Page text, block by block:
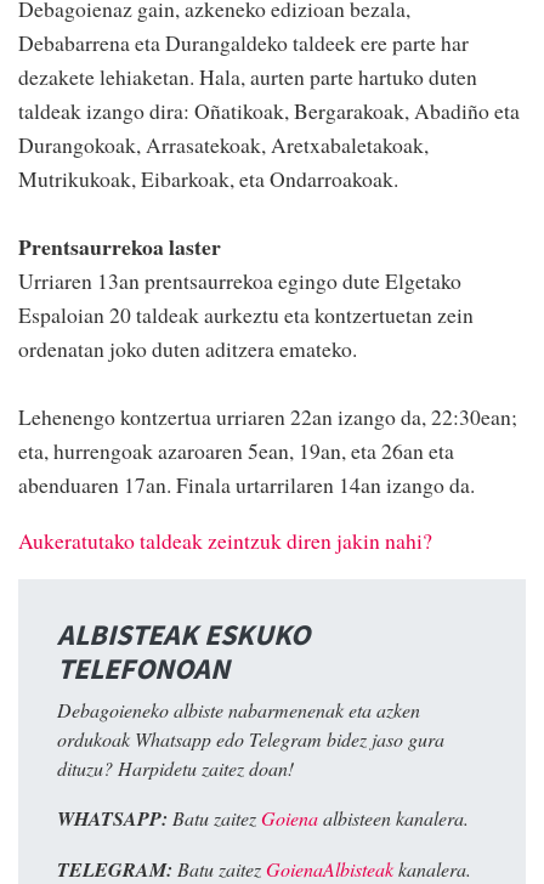
Debagoienaz gain, azkeneko edizioan bezala,
Debabarrena eta Durangaldeko taldeek ere parte har
dezakete lehiaketan. Hala, aurten parte hartuko duten
taldeak izango dira: Oñatikoak, Bergarakoak, Abadiño eta
Durangokoak, Arrasatekoak, Aretxabaletakoak,
Mutrikukoak, Eibarkoak, eta Ondarroakoak.
Prentsaurrekoa laster
Urriaren 13an prentsaurrekoa egingo dute Elgetako
Espaloian 20 taldeak aurkeztu eta kontzertuetan zein
ordenatan joko duten aditzera emateko.
Lehenengo kontzertua urriaren 22an izango da, 22:30ean;
eta, hurrengoak azaroaren 5ean, 19an, eta 26an eta
abenduaren 17an. Finala urtarrilaren 14an izango da.
Aukeratutako taldeak zeintzuk diren jakin nahi?
ALBISTEAK ESKUKO
TELEFONOAN
Debagoieneko albiste nabarmenenak eta azken
ordukoak Whatsapp edo Telegram bidez jaso gura
dituzu? Harpidetu zaitez doan!
WHATSAPP: Batu zaitezGoienaalbisteen kanalera.
TELEGRAM: Batu zaitezGoienaAlbisteakkanalera.